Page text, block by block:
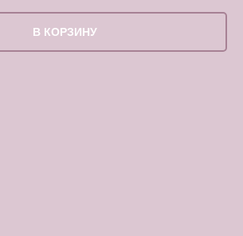
В КОРЗИНУ